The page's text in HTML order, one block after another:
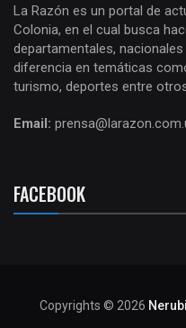
La Razón es un portal de
Colonia, en el cual busca
departamentales,
diferencia en temáticas
turismo, deportes entre
Email:
FACEBOOK
Copyrights © 2026